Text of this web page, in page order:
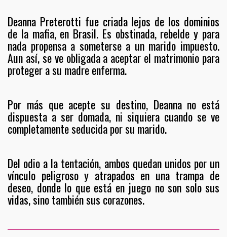
Deanna Preterotti fue criada lejos de los dominios
de la mafia, en Brasil. Es obstinada, rebelde y para
nada propensa a someterse a un marido impuesto.
Aun así, se ve obligada a aceptar el matrimonio para
proteger a su madre enferma.
Por más que acepte su destino, Deanna no está
dispuesta a ser domada, ni siquiera cuando se ve
completamente seducida por su marido.
Del odio a la tentación, ambos quedan unidos por un
vínculo peligroso y atrapados en una trampa de
deseo, donde lo que está en juego no son solo sus
vidas, sino también sus corazones.